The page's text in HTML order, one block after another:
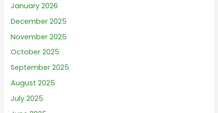
January 2026
December 2025
November 2025
October 2025
September 2025
August 2025
July 2025